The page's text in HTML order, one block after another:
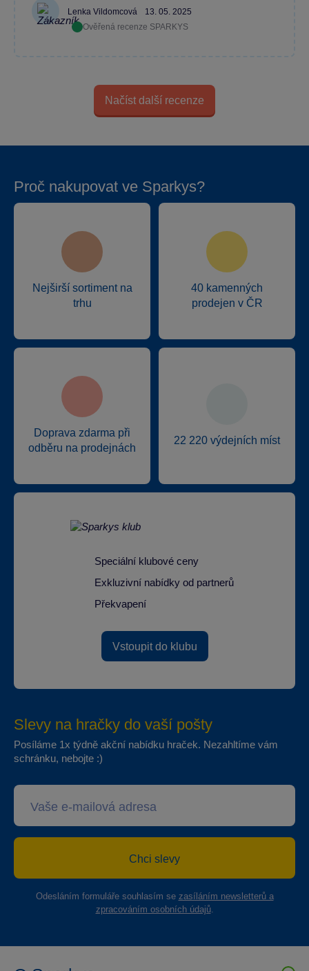
Lenka Vildomcová
13. 05. 2025
Ověřená recenze SPARKYS
Načíst další recenze
Proč nakupovat ve Sparkys?
Nejširší sortiment na
trhu
40 kamenných
prodejen v ČR
Doprava zdarma při
odběru na prodejnách
22 220 výdejních míst
Speciální klubové ceny
Exkluzivní nabídky od partnerů
Překvapení
Vstoupit do klubu
Slevy na hračky do vaší pošty
Posíláme 1x týdně akční nabídku hraček. Nezahltíme vám
schránku, nebojte :)
Chci slevy
Odesláním formuláře souhlasím se zasíláním newsletterů a
zpracováním osobních údajů.